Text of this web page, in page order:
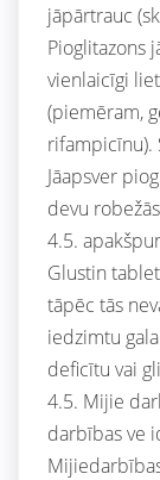
jāpārtrauc
Pioglitazons
vienlaicīgi
(piemēram,
rifampicīnu).
Jāapsver
devu
4.5.
Glustin
tāpēc tās
iedzimtu
deficītu vai
4.5. Mijie
darbības ve